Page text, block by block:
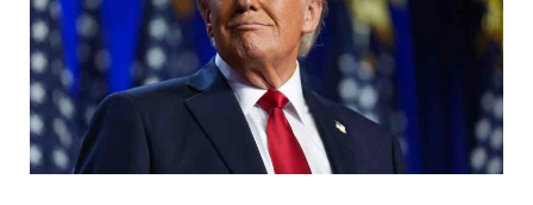
政
権
の
ダ
ー
ク